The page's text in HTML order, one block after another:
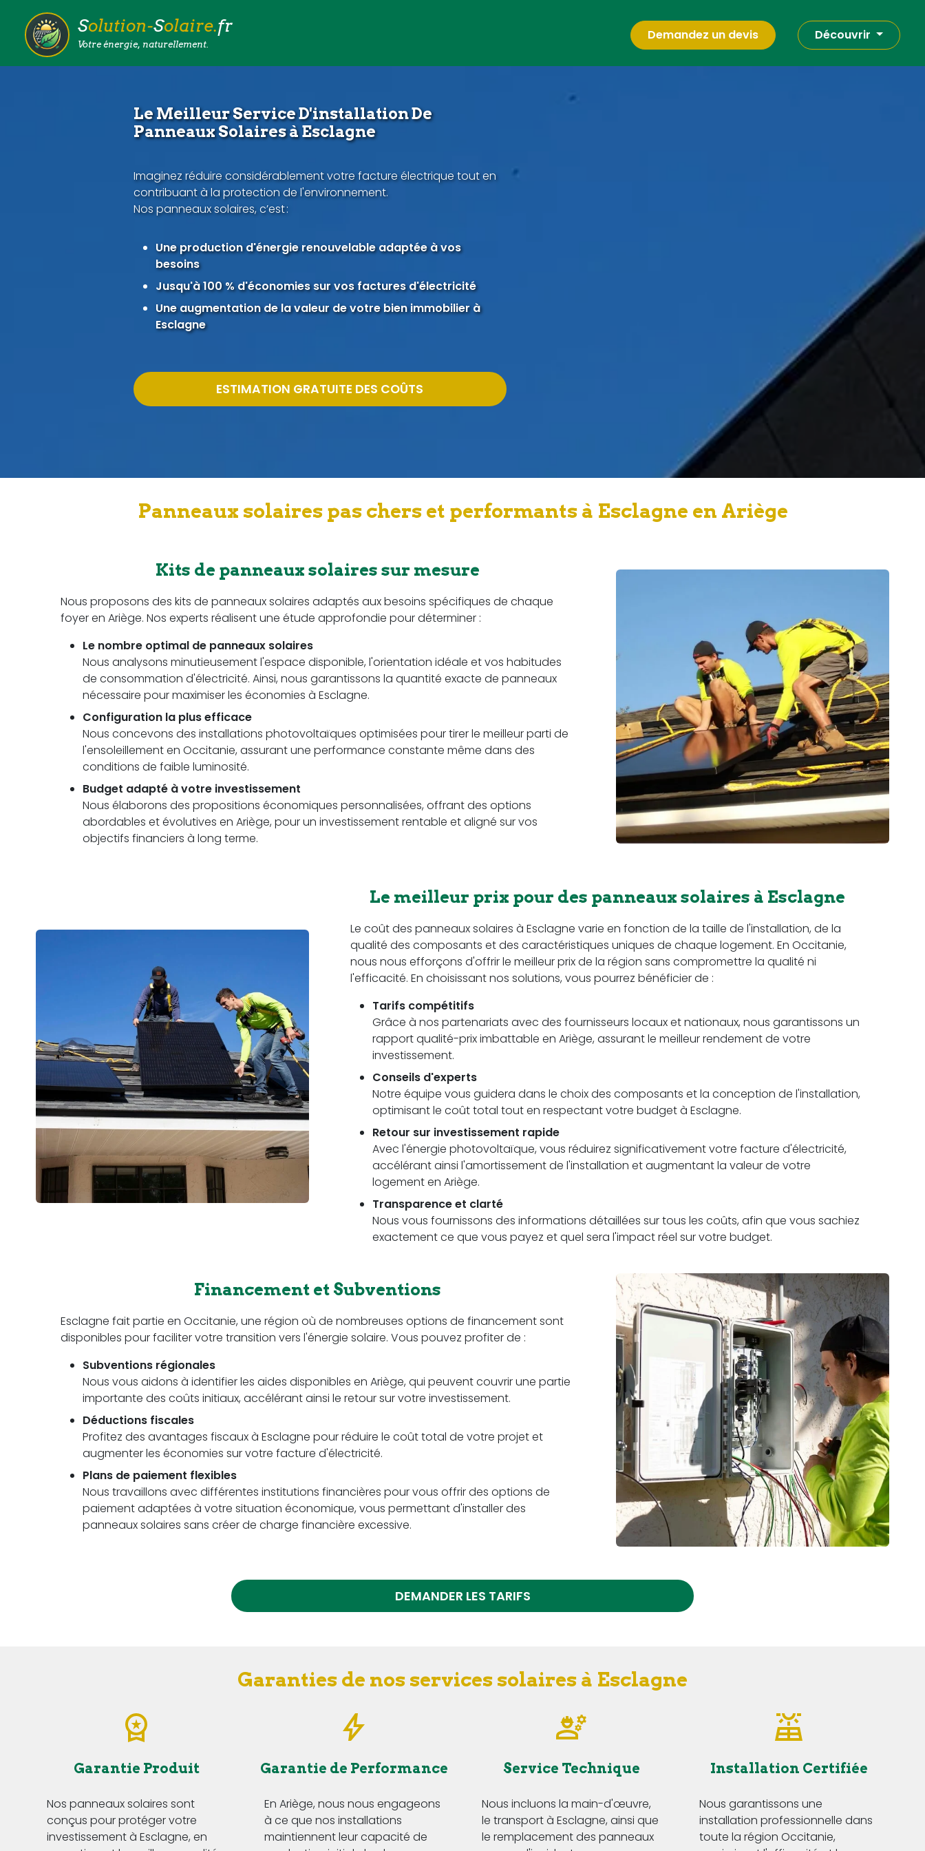
Solution-Solaire.fr
Votre énergie, naturellement.
Demandez un devis Découvrir
Le Meilleur Service D'installation De
Panneaux Solaires à Esclagne
Imaginez réduire considérablement votre facture électrique tout en
contribuant à la protection de l'environnement.
Nos panneaux solaires, c’est :
Une production d'énergie renouvelable adaptée à vos
besoins
Jusqu'à 100 % d'économies sur vos factures d'électricité
Une augmentation de la valeur de votre bien immobilier à
Esclagne
ESTIMATION GRATUITE DES COÛTS
Panneaux solaires pas chers et performants à Esclagne en Ariège
Kits de panneaux solaires sur mesure
Nous proposons des kits de panneaux solaires adaptés aux besoins spécifiques de chaque
foyer en Ariège. Nos experts réalisent une étude approfondie pour déterminer :
Le nombre optimal de panneaux solaires
Nous analysons minutieusement l'espace disponible, l'orientation idéale et vos habitudes
de consommation d'électricité. Ainsi, nous garantissons la quantité exacte de panneaux
nécessaire pour maximiser les économies à Esclagne.
Configuration la plus efficace
Nous concevons des installations photovoltaïques optimisées pour tirer le meilleur parti de
l'ensoleillement en Occitanie, assurant une performance constante même dans des
conditions de faible luminosité.
Budget adapté à votre investissement
Nous élaborons des propositions économiques personnalisées, offrant des options
abordables et évolutives en Ariège, pour un investissement rentable et aligné sur vos
objectifs financiers à long terme.
Le meilleur prix pour des panneaux solaires à Esclagne
Le coût des panneaux solaires à Esclagne varie en fonction de la taille de l'installation, de la
qualité des composants et des caractéristiques uniques de chaque logement. En Occitanie,
nous nous efforçons d'offrir le meilleur prix de la région sans compromettre la qualité ni
l'efficacité. En choisissant nos solutions, vous pourrez bénéficier de :
Tarifs compétitifs
Grâce à nos partenariats avec des fournisseurs locaux et nationaux, nous garantissons un
rapport qualité-prix imbattable en Ariège, assurant le meilleur rendement de votre
investissement.
Conseils d'experts
Notre équipe vous guidera dans le choix des composants et la conception de l'installation,
optimisant le coût total tout en respectant votre budget à Esclagne.
Retour sur investissement rapide
Avec l'énergie photovoltaïque, vous réduirez significativement votre facture d'électricité,
accélérant ainsi l'amortissement de l'installation et augmentant la valeur de votre
logement en Ariège.
Transparence et clarté
Nous vous fournissons des informations détaillées sur tous les coûts, afin que vous sachiez
exactement ce que vous payez et quel sera l'impact réel sur votre budget.
Financement et Subventions
Esclagne fait partie en Occitanie, une région où de nombreuses options de financement sont
disponibles pour faciliter votre transition vers l'énergie solaire. Vous pouvez profiter de :
Subventions régionales
Nous vous aidons à identifier les aides disponibles en Ariège, qui peuvent couvrir une partie
importante des coûts initiaux, accélérant ainsi le retour sur votre investissement.
Déductions fiscales
Profitez des avantages fiscaux à Esclagne pour réduire le coût total de votre projet et
augmenter les économies sur votre facture d'électricité.
Plans de paiement flexibles
Nous travaillons avec différentes institutions financières pour vous offrir des options de
paiement adaptées à votre situation économique, vous permettant d'installer des
panneaux solaires sans créer de charge financière excessive.
DEMANDER LES TARIFS
Garanties de nos services solaires à Esclagne
Garantie Produit
Nos panneaux solaires sont
conçus pour protéger votre
investissement à Esclagne, en
Garantie de Performance
En Ariège, nous nous engageons
à ce que nos installations
maintiennent leur capacité de
Service Technique
Nous incluons la main-d'œuvre,
le transport à Esclagne, ainsi que
le remplacement des panneaux
Installation Certifiée
Nous garantissons une
installation professionnelle dans
toute la région Occitanie,